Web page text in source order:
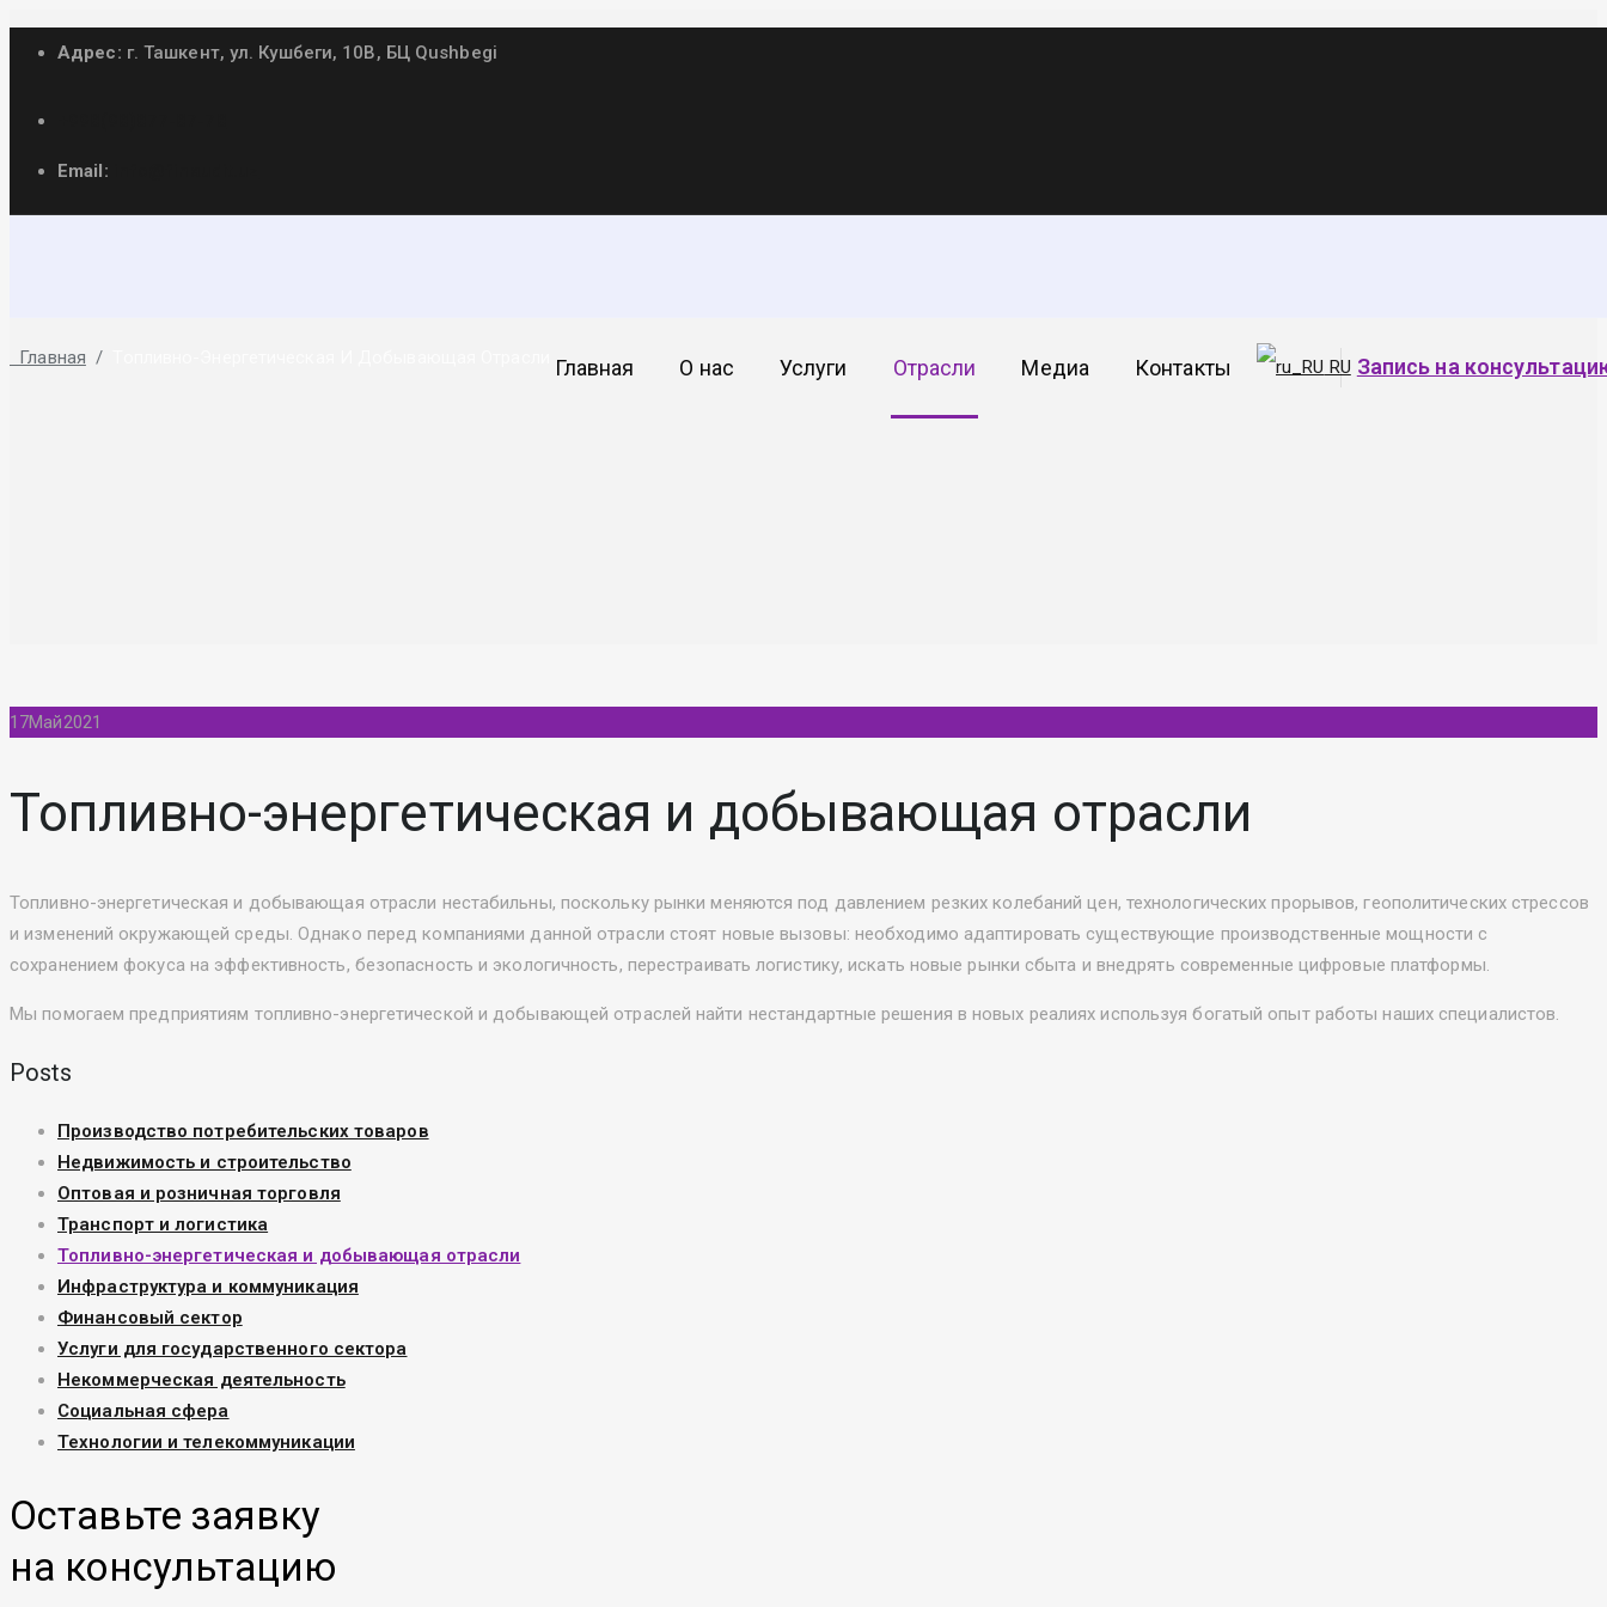
Адрес: г. Ташкент, ул. Кушбеги, 10B, БЦ Qushbegi
Email:
Запись на
Главная О нас Услуги Отрасли Медиа Контакты RU
Главная /
17Май2021
Топливно-энергетическая и добывающая отрасли
Топливно-энергетическая и добывающая отрасли нестабильны, поскольку рынки меняются под давлением резких колебаний цен, технологических прорывов, геополитических стрессов
и изменений окружающей среды. Однако перед компаниями данной отрасли стоят новые вызовы: необходимо адаптировать существующие производственные мощности с
сохранением фокуса на эффективность, безопасность и экологичность, перестраивать логистику, искать новые рынки сбыта и внедрять современные цифровые платформы.
Мы помогаем предприятиям топливно-энергетической и добывающей отраслей найти нестандартные решения в новых реалиях используя богатый опыт работы наших специалистов.
Posts
Производство потребительских товаров
Недвижимость и строительство
Оптовая и розничная торговля
Транспорт и логистика
Топливно-энергетическая и добывающая отрасли
Инфраструктура и коммуникация
Финансовый сектор
Услуги для государственного сектора
Некоммерческая деятельность
Социальная сфера
Технологии и телекоммуникации
Оставьте заявку
на консультацию